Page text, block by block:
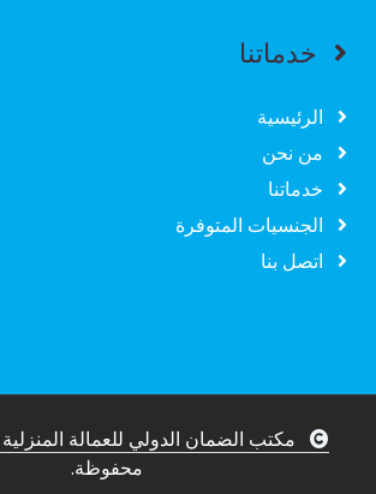
خدماتنا
الرئيسية
من نحن
خدماتنا
الجنسيات المتوفرة
اتصل بنا
مكتب الضمان الدولي للعمالة المنزلية
محفوظة.